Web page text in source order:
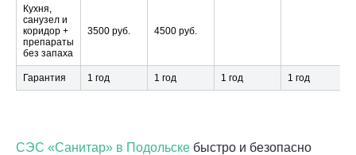
Кухня,
санузел и
коридор +
препараты
без запаха
3500 руб. 4500 руб.
Гарантия 1 год 1 год 1 год 1 год
СЭС «Санитар» в Подольске быстро и безопасно